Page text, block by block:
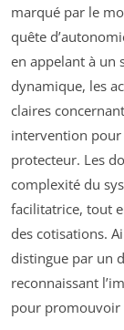
marqué par le
quête
en appelant à un
dynamique, les
claires
intervention
protecteur. Les
complexité du
facilitatrice, tout
des cotisations.
distingue par un
reconnaissant
pour promouvoir